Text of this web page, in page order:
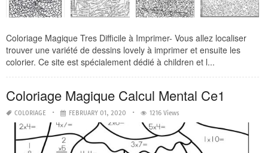
Coloriage Magique Tres Difficile à Imprimer- Vous allez localiser
trouver une variété de dessins lovely à imprimer et ensuite les
colorier. Ce site est spécialement dédié à children et l...
Coloriage Magique Calcul Mental Ce1
COLORIAGE FEBRUARY 01, 2020 1216 Views